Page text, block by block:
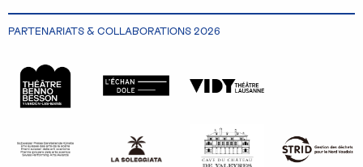
PARTENARIATS & COLLABORATIONS 2026